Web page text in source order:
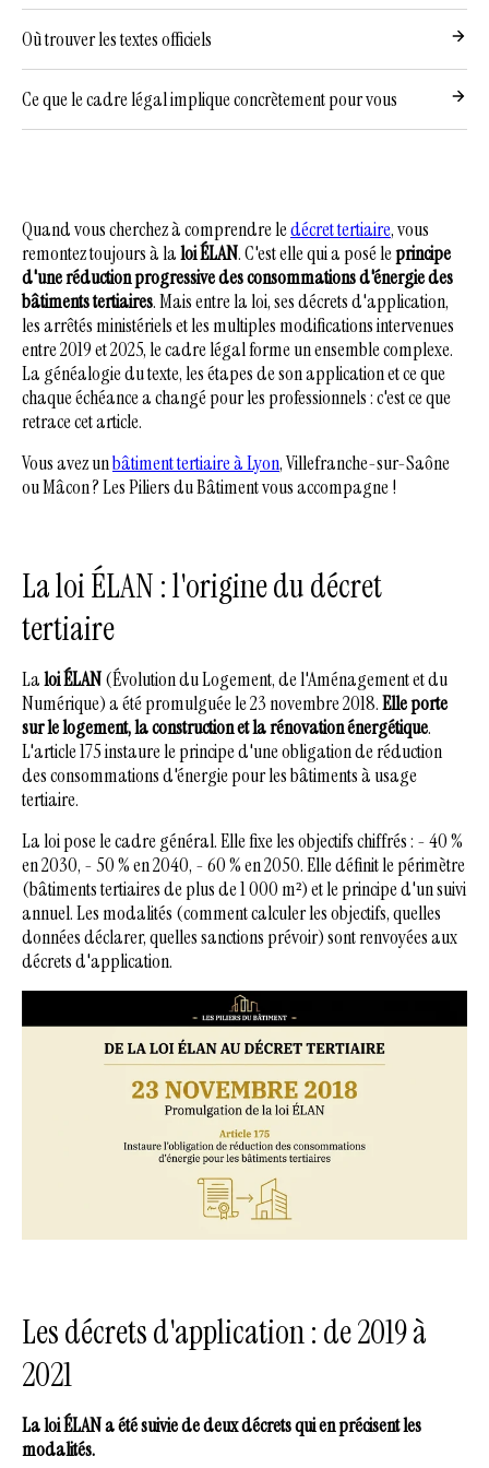
Où trouver les textes officiels
Ce que le cadre légal implique concrètement pour vous
Quand vous cherchez à comprendre ledécret tertiaire, vous
remontez toujours à laloi ÉLAN. C'est elle qui a posé leprincipe
d'une réduction progressive des consommations d'énergie des
bâtiments tertiaires. Mais entre la loi, ses décrets d'application,
les arrêtés ministériels et les multiples modifications intervenues
entre 2019 et 2025, le cadre légal forme un ensemble complexe.
La généalogie du texte, les étapes de son application et ce que
chaque échéance a changé pour les professionnels : c'est ce que
retrace cet article.
Vous avez unbâtiment tertiaire à Lyon, Villefranche-sur-Saône
ou Mâcon ? Les Piliers du Bâtiment vous accompagne !
La loi ÉLAN : l'origine du décret
tertiaire
Laloi ÉLAN(Évolution du Logement, de l'Aménagement et du
Numérique) a été promulguée le 23 novembre 2018.Elle porte
sur le logement, la construction et la rénovation énergétique.
L'article 175 instaure le principe d'une obligation de réduction
des consommations d'énergie pour les bâtiments à usage
tertiaire.
La loi pose le cadre général. Elle fixe les objectifs chiffrés : - 40 %
en 2030, - 50 % en 2040, - 60 % en 2050. Elle définit le périmètre
(bâtiments tertiaires de plus de 1 000 m²) et le principe d'un suivi
annuel. Les modalités (comment calculer les objectifs, quelles
données déclarer, quelles sanctions prévoir) sont renvoyées aux
décrets d'application.
Les décrets d'application : de 2019 à
2021
La loi ÉLAN a été suivie de deux décrets qui en précisent les
modalités.